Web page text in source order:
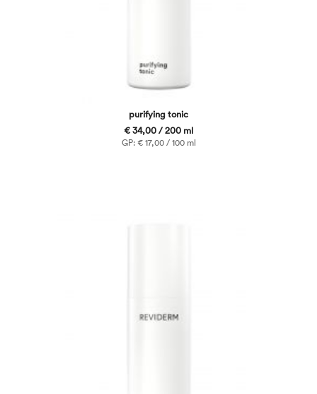
purifying tonic
€ 34,00 / 200 ml
GP: € 17,00 / 100 ml